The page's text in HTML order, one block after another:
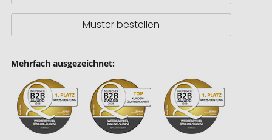
Muster bestellen
Mehrfach ausgezeichnet: